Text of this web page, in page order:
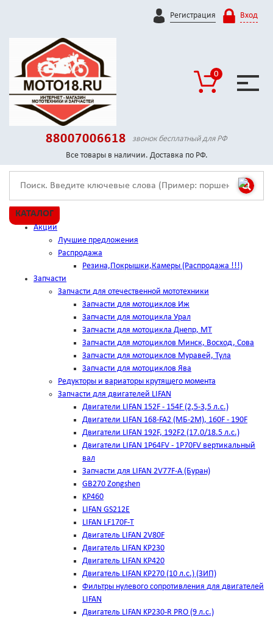
Регистрация Вход
0
88007006618
звонок бесплатный для РФ
Все товары в наличии. Доставка по РФ.
КАТАЛОГ
Акции
Лучшие предложения
Распродажа
Резина,Покрышки,Камеры (Распродажа !!!)
Запчасти
Запчасти для отечественной мототехники
Запчасти для мотоциклов Иж
Запчасти для мотоцикла Урал
Запчасти для мотоцикла Днепр, МТ
Запчасти для мотоциклов Минск, Восход, Сова
Запчасти для мотоциклов Муравей, Тула
Запчасти для мотоциклов Ява
Редукторы и вариаторы крутящего момента
Запчасти для двигателей LIFAN
Двигатели LIFAN 152F - 154F (2,5-3,5 л.с.)
Двигатели LIFAN 168-FA2 (МБ-2М), 160F - 190F
Двигатели LIFAN 192F, 192F2 (17.0/18.5 л.с.)
Двигатели LIFAN 1Р64FV - 1Р70FV вертикальный
вал
Запчасти для LIFAN 2V77F-A (Буран)
GB270 Zongshen
KP460
LIFAN GS212E
LIFAN LF170F-T
Двигатель LIFAN 2V80F
Двигатель LIFAN KP230
Двигатель LIFAN KP420
Двигатель LIFAN KP270 (10 л.с.) (ЗИП)
Фильтры нулевого сопротивления для двигателей
LIFAN
Двигатель LIFAN KP230-R PRO (9 л.с.)